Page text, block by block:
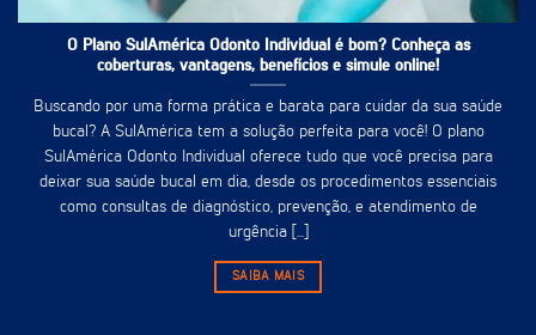
O Plano SulAmérica Odonto Individual é bom? Conheça as
coberturas, vantagens, benefícios e simule online!
Buscando por uma forma prática e barata para cuidar da sua saúde
bucal? A SulAmérica tem a solução perfeita para você! O plano
SulAmérica Odonto Individual oferece tudo que você precisa para
deixar sua saúde bucal em dia, desde os procedimentos essenciais
como consultas de diagnóstico, prevenção, e atendimento de
urgência [...]
SAIBA MAIS